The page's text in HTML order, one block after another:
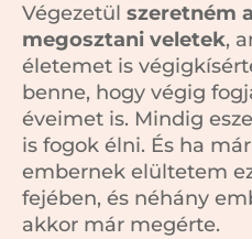
Végezetül szeretném
megosztani veletek,
életemet is
benne, hogy végig
éveimet is. Mindig
is fogok élni. És ha
embernek elültetem
fejében, és néhány
akkor már megérte.